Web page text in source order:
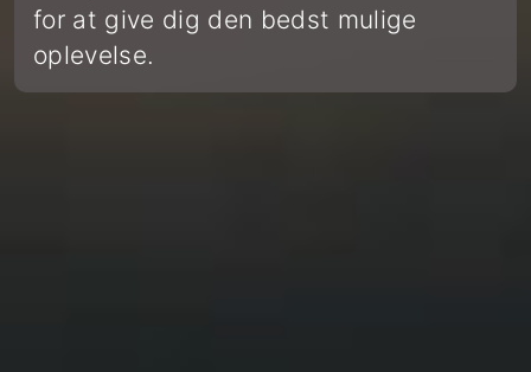
for at give dig den bedst mulige
oplevelse.